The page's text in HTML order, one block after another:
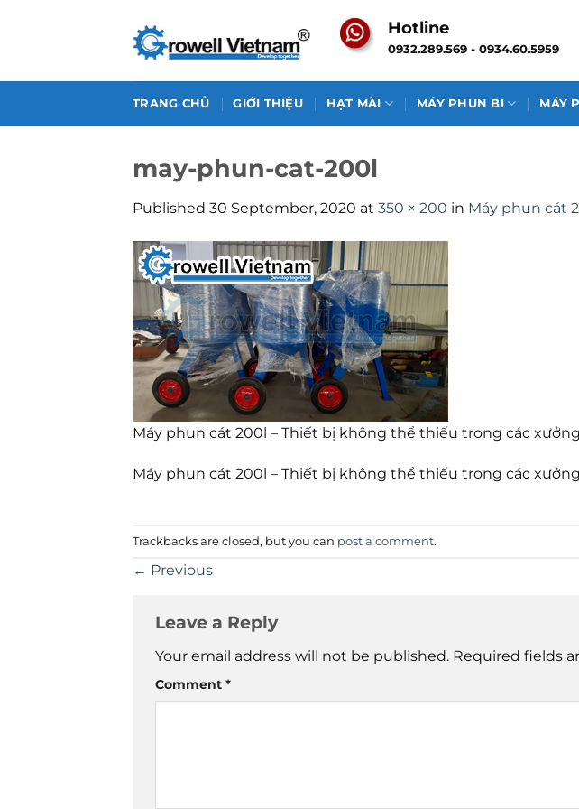
Hotline
0932.289.569 - 0934.60.5959
TRANG CHỦ GIỚI THIỆU HẠT MÀI MÁY PHUN BI MÁY
may-phun-cat-200l
Published 30 September, 2020 at 350 × 200 in Máy phun cát
Máy phun cát 200l – Thiết bị không thể thiếu trong các
Máy phun cát 200l – Thiết bị không thể thiếu trong các
Trackbacks are closed, but you can post a comment.
← Previous
Leave a Reply
Your email address will not be published. Required fields
Comment *